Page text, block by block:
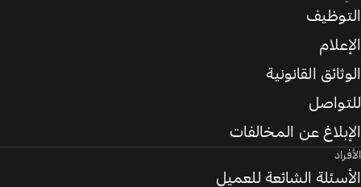
التوظيف
الإعلام
الوثائق القانونية
للتواصل
الإبلاغ عن المخالفات
الأفراد
الأسئلة الشائعة للعميل